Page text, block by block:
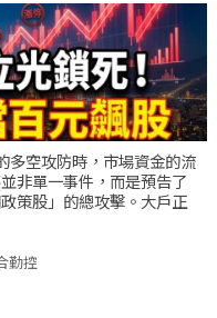
多空攻防時，市場資金的流
非單一事件，而是預告了
策股」的總攻擊。大戶正
勤控